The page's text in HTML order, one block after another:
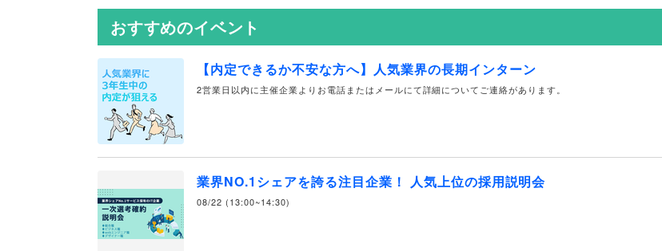
おすすめのイベント
【内定できるか不安な方へ】人気業界の長期インターン
2営業日以内に主催企業よりお電話またはメールにて詳細についてご連絡があります。
業界NO.1シェアを誇る注目企業！ 人気上位の採用説明会
08/22 (13:00~14:30)